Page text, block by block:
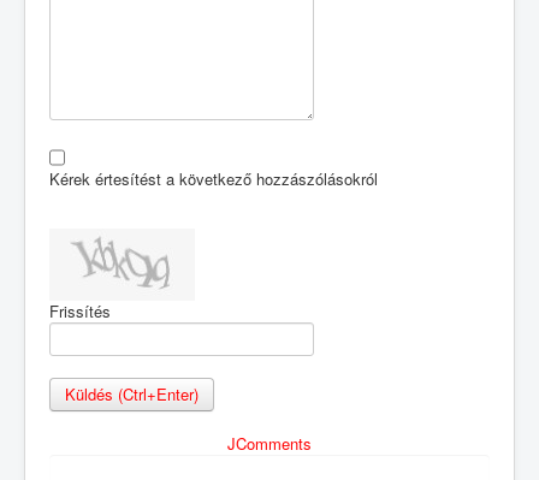
Kérek értesítést a következő hozzászólásokról
Frissítés
Küldés (Ctrl+Enter)
JComments